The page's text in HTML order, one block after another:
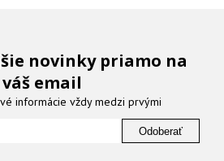
novinky priamo na
váš email
informácie vždy medzi prvými
Odoberať